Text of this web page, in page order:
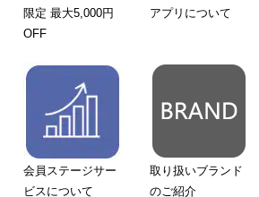
限定 最大5,000円
OFF
アプリについて
会員ステージサー
ビスについて
取り扱いブランド
のご紹介